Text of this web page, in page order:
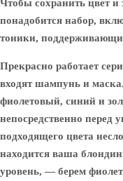
Чтобы сохранить цвет и
понадобится набор,
тоники,
Прекрасно работает
входят шампунь и
фиолетовый, синий и
непосредственно перед
подходящего цвета
находится ваша
уровень, — берем